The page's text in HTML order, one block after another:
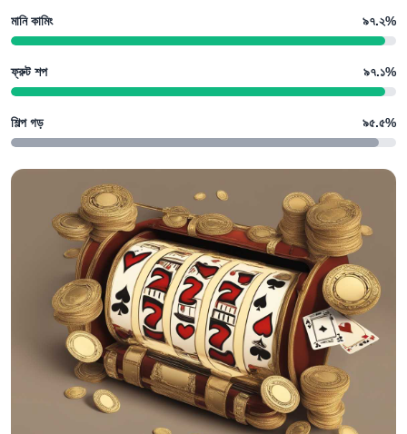
মানি কামিং ৯৭.২%
ফ্রুট শপ ৯৭.১%
শিল্প গড় ৯৫.৫%